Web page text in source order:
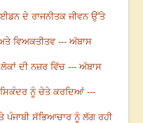
ਦੇ ਰਾਜਨੀਤਕ ਜੀਵਨ ਉੱਤੇ
ਵਿਅਕਤੀਤਵ --- ਅੱਬਾਸ
ਦੀ ਨਜ਼ਰ ਵਿੱਚ --- ਅੱਬਾਸ
ਸਿਕੰਦਰ ਨੂੰ ਚੇਤੇ ਕਰਦਿਆਂ ---
ਪੰਜਾਬੀ ਸੱਭਿਆਚਾਰ ਨੂੰ ਲੱਗ ਰਹੀ